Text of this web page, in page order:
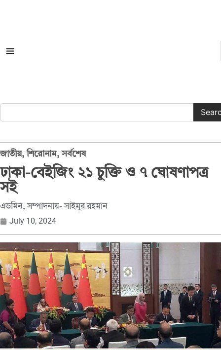
সকল ক্যাটাগরি
জাতীয়,শিরোনাম,সর্বশেষ
ঢাকা-বেইজিং ২১ চুক্তি ও ৭ ঘোষণাপত্র
সই
এডমিন, সম্পাদনায়- সাইমুর রহমান
July 10, 2024